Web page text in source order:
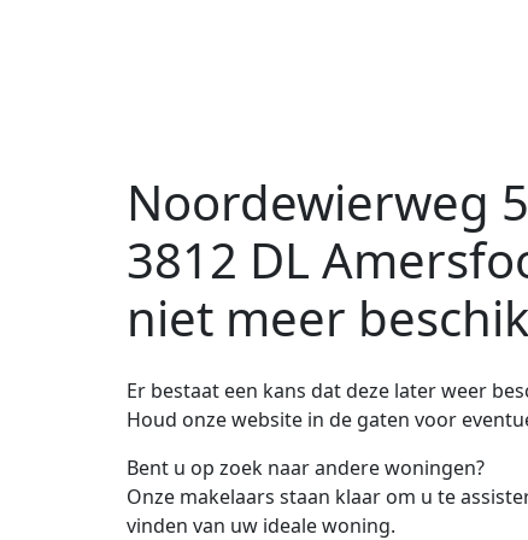
Noordewierweg
3812 DL
niet meer
Er bestaat een kans dat deze later weer
Houd onze website in de gaten voor
Bent u op zoek naar andere woningen?
Onze makelaars staan klaar om u te
vinden van uw ideale woning.